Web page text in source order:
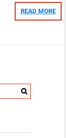
READ MORE